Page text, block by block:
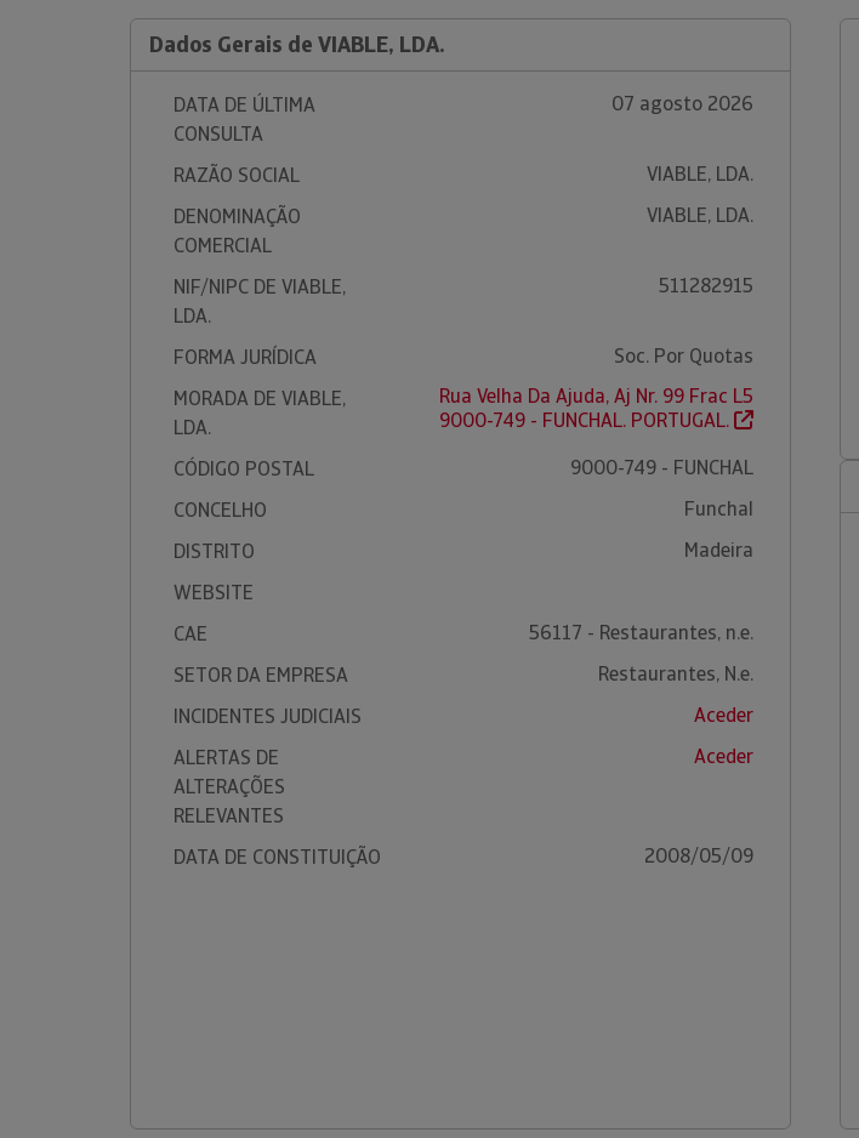
Dados Gerais de VIABLE, LDA.
DATA DE ÚLTIMA
CONSULTA
07 agosto 2026
RAZÃO SOCIAL
VIABLE, LDA.
DENOMINAÇÃO
COMERCIAL
VIABLE, LDA.
NIF/NIPC DE VIABLE,
LDA.
511282915
FORMA JURÍDICA
Soc. Por Quotas
MORADA DE VIABLE,
LDA.
Rua Velha Da Ajuda, Aj Nr. 99 Frac L5
9000-749 - FUNCHAL. PORTUGAL.
CÓDIGO POSTAL
9000-749 - FUNCHAL
CONCELHO
Funchal
DISTRITO
Madeira
WEBSITE
CAE
56117 - Restaurantes, n.e.
SETOR DA EMPRESA
Restaurantes, N.e.
INCIDENTES JUDICIAIS
Aceder
ALERTAS DE
ALTERAÇÕES
RELEVANTES
Aceder
DATA DE CONSTITUIÇÃO 2008/05/09